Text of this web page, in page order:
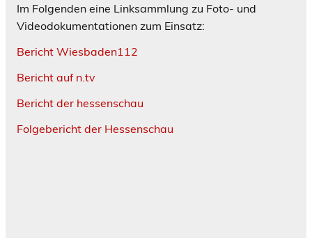
Im Folgenden eine Linksammlung zu Foto- und
Videodokumentationen zum Einsatz:
Bericht Wiesbaden112
Bericht auf n.tv
Bericht der hessenschau
Folgebericht der Hessenschau